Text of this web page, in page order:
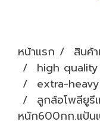
หน้าแรก
สินค้
high
extra-
ลูกล้อโพลียูรี
หนัก600กก.แป้น